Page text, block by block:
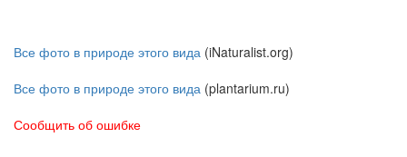
Все фото в природе этого вида (iNaturalist.org)
Все фото в природе этого вида (plantarium.ru)
Сообщить об ошибке